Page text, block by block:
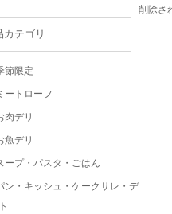
削除さ
カテゴリ
節限定
ートローフ
肉デリ
魚デリ
ープ・パスタ・ごはん
ン・キッシュ・ケークサレ・デ